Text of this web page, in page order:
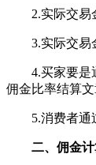
2.实际交易金
3.实际交易金
4.买家要是通
佣金比率结算文
5.消费者通过
二、佣金